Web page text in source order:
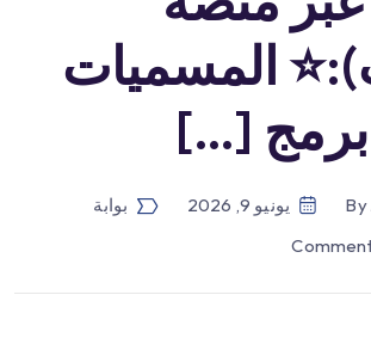
المسميات
[…]
يونيو 9, 2026
بوابة